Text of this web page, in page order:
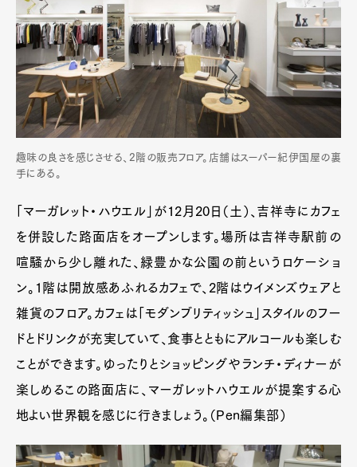
趣味の良さを感じさせる、2階の販売フロア。店舗はスーパー紀伊国屋の裏
手にある。
「マーガレット・ハウエル」が12月20日（土）、吉祥寺にカフェ
を併設した路面店をオープンします。場所は吉祥寺駅前の
喧騒から少し離れた、緑豊かな公園の前というロケーショ
ン。1階は開放感あふれるカフェで、2階はウイメンズウェアと
雑貨のフロア。カフェは「モダンブリティッシュ」スタイルのフー
ドとドリンクが充実していて、食事とともにアルコールも楽しむ
ことができます。ゆったりとショッピングやランチ・ディナーが
楽しめるこの路面店に、マーガレットハウエルが提案する心
地よい世界観を感じに行きましょう。（Pen編集部）